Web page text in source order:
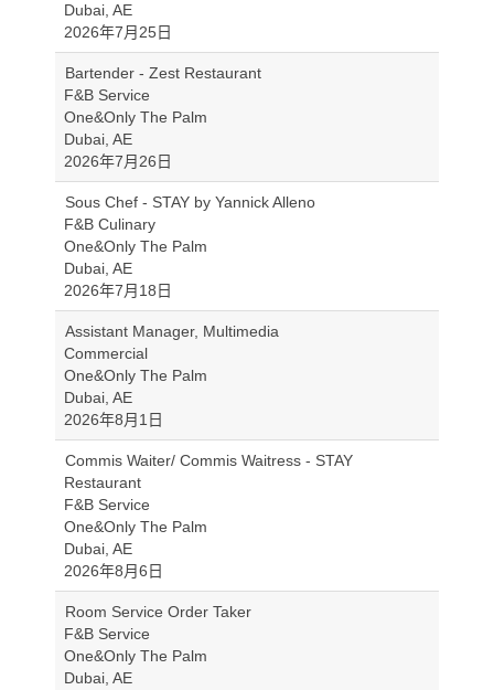
Dubai, AE
2026年7月25日
Bartender - Zest Restaurant
F&B Service
One&Only The Palm
Dubai, AE
2026年7月26日
Sous Chef - STAY by Yannick Alleno
F&B Culinary
One&Only The Palm
Dubai, AE
2026年7月18日
Assistant Manager, Multimedia
Commercial
One&Only The Palm
Dubai, AE
2026年8月1日
Commis Waiter/ Commis Waitress - STAY
Restaurant
F&B Service
One&Only The Palm
Dubai, AE
2026年8月6日
Room Service Order Taker
F&B Service
One&Only The Palm
Dubai, AE